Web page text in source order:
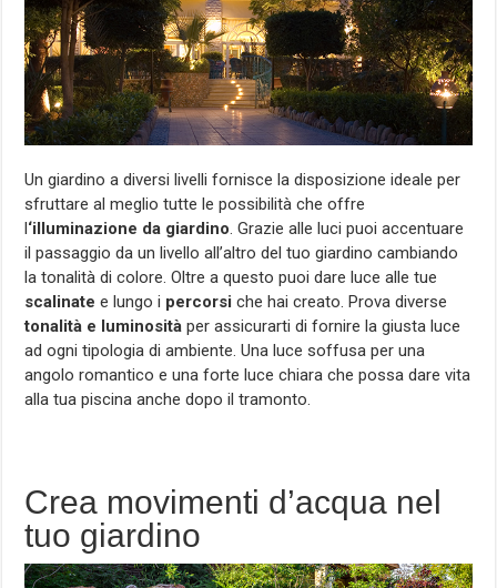
Un giardino a diversi livelli fornisce la disposizione ideale per
sfruttare al meglio tutte le possibilità che offre
l‘illuminazione da giardino. Grazie alle luci puoi accentuare
il passaggio da un livello all’altro del tuo giardino cambiando
la tonalità di colore. Oltre a questo puoi dare luce alle tue
scalinate e lungo i percorsi che hai creato. Prova diverse
tonalità e luminosità per assicurarti di fornire la giusta luce
ad ogni tipologia di ambiente. Una luce soffusa per una
angolo romantico e una forte luce chiara che possa dare vita
alla tua piscina anche dopo il tramonto.
Crea movimenti d’acqua nel
tuo giardino